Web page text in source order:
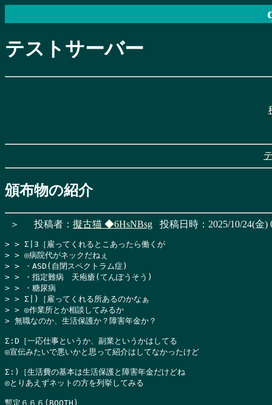
テストサーバー
頒布物の紹介
＞ 投稿者： 擬古猫 ◆6HsNBsg 投稿日時：2025/10/24(金)
> > Σ|3［雇ってくれるとこあったら働くが
> > ◎病院代がネックだねぇ
> > ・ASD(自閉スペクトラム症)
> > ・指定難病　天疱瘡(てんぽうそう)
> > ・糖尿病
> > Σ|)［雇ってくれる所あるのかなぁ
> > ◎作業所とか相談してみるか
> 無職なのか、生活保護か？障害年金か？
Σ:D［一応仕事というか、副業というかはしてる
◎宣伝みたいで悪いかと思って紹介はしてなかったけど
Σ:)［生活費の基本は生活保護と障害年金だけどね
◎とりあえずネットの方を列挙してみる